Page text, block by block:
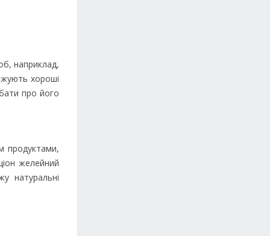
наприклад,
хороші
про його
продуктами,
желейний
натуральні